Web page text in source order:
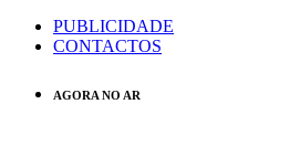
PUBLICIDADE
CONTACTOS
AGORA NO AR